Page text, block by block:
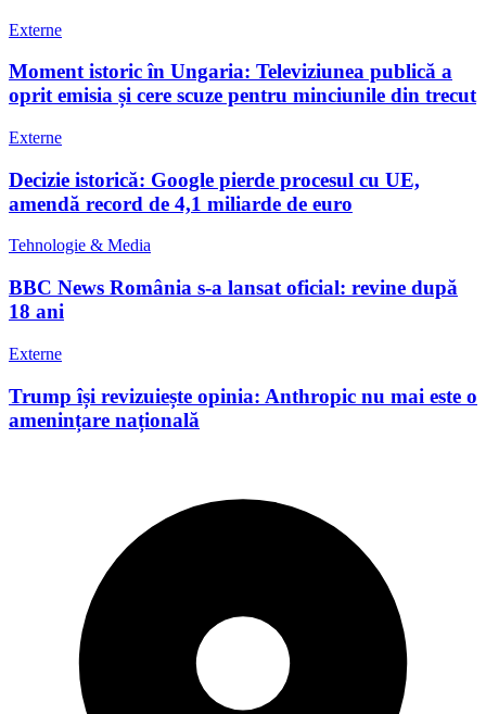
Externe
Moment istoric în Ungaria: Televiziunea publică a
oprit emisia și cere scuze pentru minciunile din trecut
Externe
Decizie istorică: Google pierde procesul cu UE,
amendă record de 4,1 miliarde de euro
Tehnologie & Media
BBC News România s-a lansat oficial: revine după
18 ani
Externe
Trump își revizuiește opinia: Anthropic nu mai este o
amenințare națională